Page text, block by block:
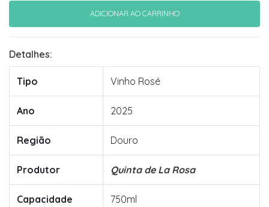
Detalhes:
Tipo Vinho Rosé
Ano 2025
Região Douro
Produtor Quinta de La Rosa
Capacidade 750ml